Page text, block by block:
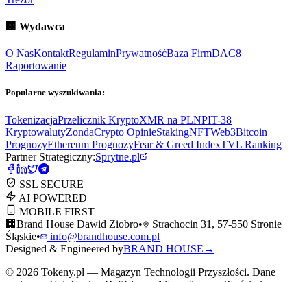
🏢 Wydawca
O NasKontaktRegulaminPrywatnośćBaza FirmDAC8
Raportowanie
Popularne wyszukiwania:
TokenizacjaPrzelicznik KryptoXMR na PLNPIT-38
KryptowalutyZondaCrypto OpinieStakingNFTWeb3Bitcoin
PrognozyEthereum PrognozyFear & Greed IndexTVL Ranking
Partner Strategiczny:Sprytne.pl
SSL SECURE
AI POWERED
MOBILE FIRST
🏢 Brand House Dawid Ziobro•
Strachocin 31, 57-550 Stronie
Śląskie•
info@brandhouse.com.pl
Designed & Engineered byBRAND HOUSE →
© 2026 Tokeny.pl — Magazyn Technologii Przyszłości. Dane